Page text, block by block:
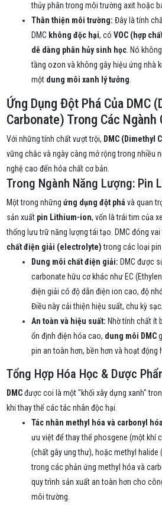
thủy phân trong môi trường axit hoặc
Thân thiện môi trường: Đây là tính
DMC không độc hại, có VOC (hợp
dễ dàng phân hủy sinh học. Nó
tầng ozon và không gây hiệu ứng nhà
một dung môi xanh lý tưởng
Ứng Dụng Đột Phá Của DMC
Carbonate) Trong Các Ngành
Với những tính chất vượt trội, DMC (Dimethyl
vững chắc và ngày càng mở rộng trong nhiều
nghệ cao đến hóa chất cơ bản.
Trong Ngành Năng Lượng: Pin
Một trong những ứng dụng đột phá và quan
sản xuất pin Lithium-ion, vốn là trái tim của
thống lưu trữ năng lượng tái tạo. DMC đóng vai
chất điện giải (electrolyte)trong các loại pin
Dung môi chất điện giải: DMC được
carbonate hữu cơ khác như EC
điện giải có độ dẫn điện ion cao, độ
Điều này cải thiện hiệu suất, chu kỳ
An toàn và hiệu suất: Nhờ tính chất ít
ổn định điện hóa cao, dung môi DMC
pin an toàn hơn, bền hơn và hoạt động
Tổng Hợp Hóa Học & Dược
DMCđược coi là một "khối xây dựng xanh"
khi thay thế các tác nhân độc hại.
Tác nhân methyl hóa và carbonyl
ưu việt để thay thế phosgene (một khí
(chất gây ung thư), hoặc methyl halide
trong các phản ứng methyl hóa và
quy trình sản xuất an toàn hơn cho
môi trường.